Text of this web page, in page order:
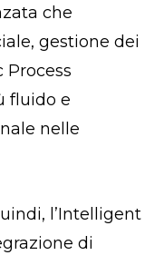
che
gestione dei
Process
fluido e
nelle
l’Intelligent
di